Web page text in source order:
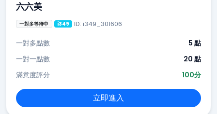
六六美
一對多等待中 i349 ID: i349_301606
一對多點數
5 點
一對一點數
20 點
滿意度評分
100分
立即進入